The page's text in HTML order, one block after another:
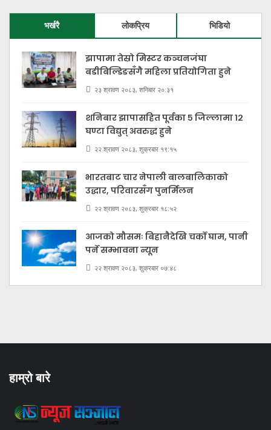
भर्खरै लोकप्रिय भिडियो
झापामा तेस्रो मिस्टर कञ्चनजंघा
बडीबिल्डिङसँगै महिला प्रतियोगिता हुने
२३ श्रावण २०८३, शनिबार २०:३१
शनिबार झापासहित पूर्वका ५ जिल्लामा १२
घण्टा विद्युत् अवरुद्ध हुने
२२ श्रावण २०८३, शुक्रबार १९:१५
भारतबाट चार नेपाली बालबालिकाको
उद्धार, परिवारसँग पुनर्मिलन
२२ श्रावण २०८३, शुक्रबार १८:५२
आजको मौसमः बिहानैदेखि चर्को घाम, पानी
पर्ने सम्भावना न्यून
२२ श्रावण २०८३, शुक्रबार ०७:४८
हाम्रो बारे